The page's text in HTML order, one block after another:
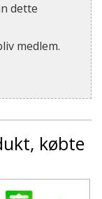
dette
medlem.
købte